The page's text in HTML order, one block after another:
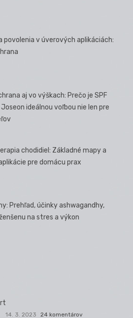
povolenia v úverových aplikáciách:
aj vo výškach: Prečo je SPF
ideálnou voľbou nie len pre
chodidiel: Základné mapy a
pre domácu prax
Prehľad, účinky ashwagandhy,
na stres a výkon
14. 3. 2023 24 komentárov